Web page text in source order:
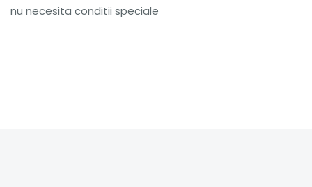
nu necesita conditii speciale